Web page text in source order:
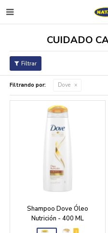

CUIDADO
Filtrando por: Dove
Shampoo Dove Óleo
Nutrición - 400 ML